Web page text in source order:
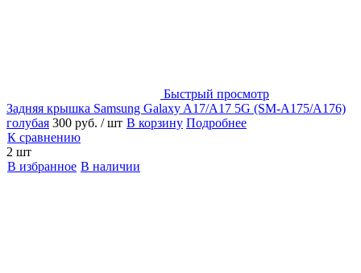
Быстрый просмотр
Задняя крышка Samsung Galaxy A17/A17 5G (SM-A175/A176)
голубая 300 руб. / шт В корзину Подробнее
К сравнению
2 шт
В избранное В наличии